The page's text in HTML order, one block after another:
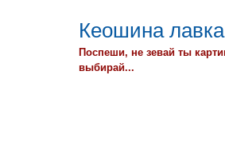
Кеошина
Поспеши, не зевай ты
выбирай...